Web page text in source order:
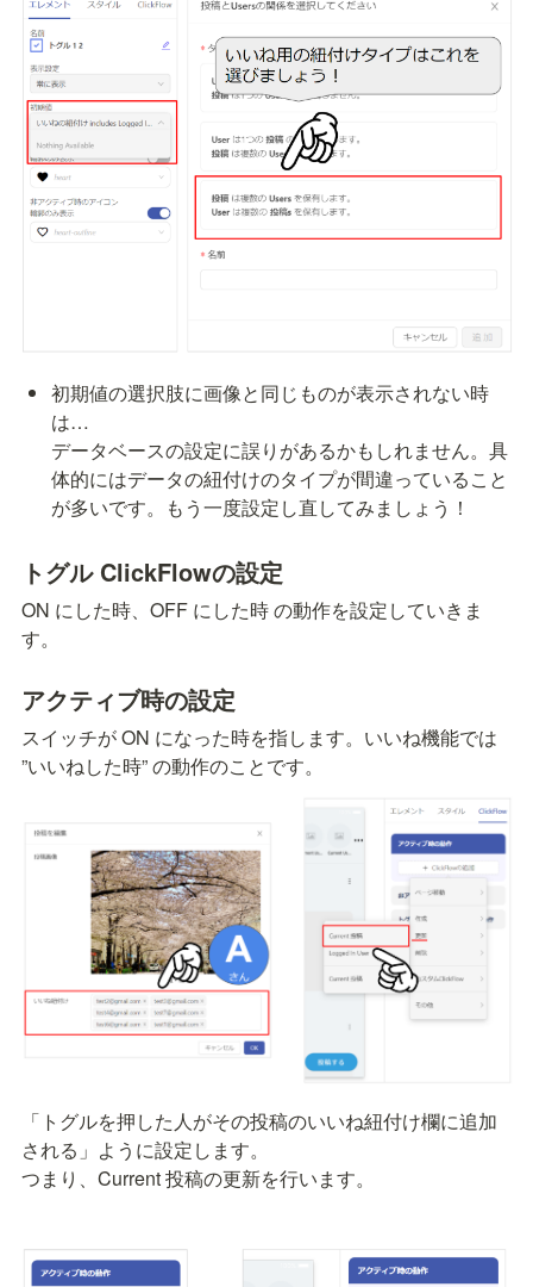
初期値の選択肢に画像と同じものが表示されない時
は…
データベースの設定に誤りがあるかもしれません。具
体的にはデータの紐付けのタイプが間違っていること
が多いです。もう一度設定し直してみましょう！
トグル ClickFlowの設定
ON にした時、OFF にした時 の動作を設定していきま
す。
アクティブ時の設定
スイッチが ON になった時を指します。いいね機能では
”いいねした時” の動作のことです。
「トグルを押した人がその投稿のいいね紐付け欄に追加
される」ように設定します。
つまり、Current 投稿の更新を行います。